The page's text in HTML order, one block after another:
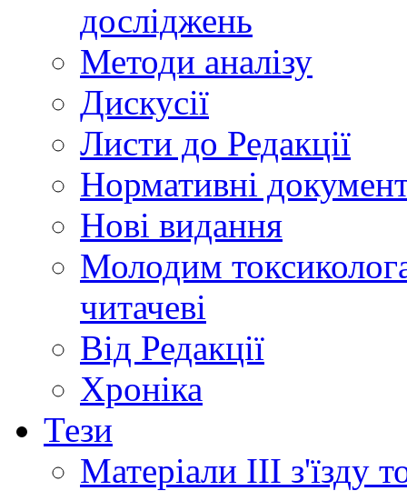
досліджень
Методи аналізу
Дискусії
Листи до Редакції
Нормативні
Нові видання
Молодим
читачеві
Від Редакції
Хроніка
Тези
Матеріали ІІІ з'їзду